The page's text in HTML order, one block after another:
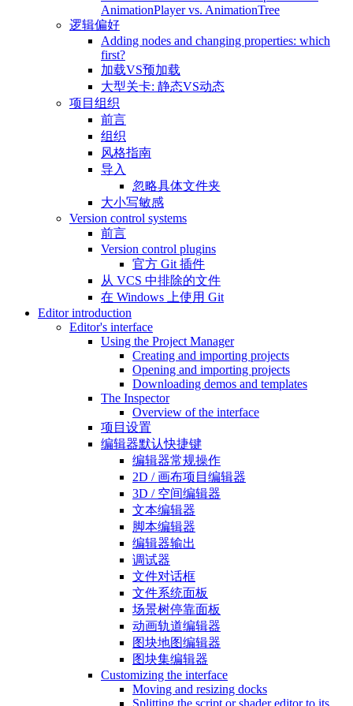
AnimationPlayer vs. AnimationTree
逻辑偏好
Adding nodes and changing properties: which
first?
加载VS预加载
大型关卡: 静态VS动态
项目组织
前言
组织
风格指南
导入
忽略具体文件夹
大小写敏感
Version control systems
前言
Version control plugins
官方 Git 插件
从 VCS 中排除的文件
在 Windows 上使用 Git
Editor introduction
Editor's interface
Using the Project Manager
Creating and importing projects
Opening and importing projects
Downloading demos and templates
The Inspector
Overview of the interface
项目设置
编辑器默认快捷键
编辑器常规操作
2D / 画布项目编辑器
3D / 空间编辑器
文本编辑器
脚本编辑器
编辑器输出
调试器
文件对话框
文件系统面板
场景树停靠面板
动画轨道编辑器
图块地图编辑器
图块集编辑器
Customizing the interface
Moving and resizing docks
Splitting the script or shader editor to its